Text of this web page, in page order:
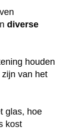
diverse
houden
van het
glas, hoe
kost